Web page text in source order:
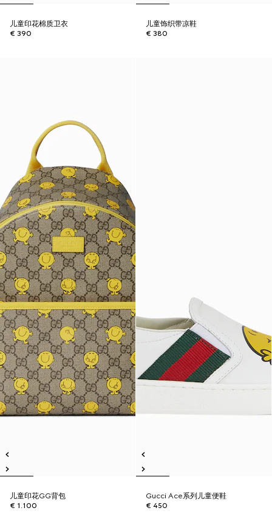
儿童印花棉质卫衣
€ 390
儿童饰织带凉鞋
€ 380
儿童印花GG背包
€ 1.100
Gucci Ace系列儿童便鞋
€ 450